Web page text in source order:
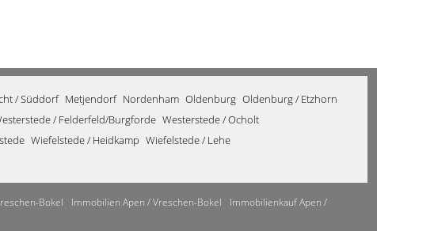
/ Süddorf Metjendorf Nordenham Oldenburg Oldenburg / Etzhorn
/ Felderfeld/Burgforde Westerstede / Ocholt
Wiefelstede / Heidkamp Wiefelstede / Lehe
Bokel Immobilien Apen / Vreschen-Bokel
Immobilienkauf Apen /